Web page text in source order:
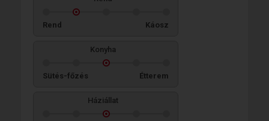
Rend Káosz
Konyha
Sütés-főzés Étterem
Háziállat